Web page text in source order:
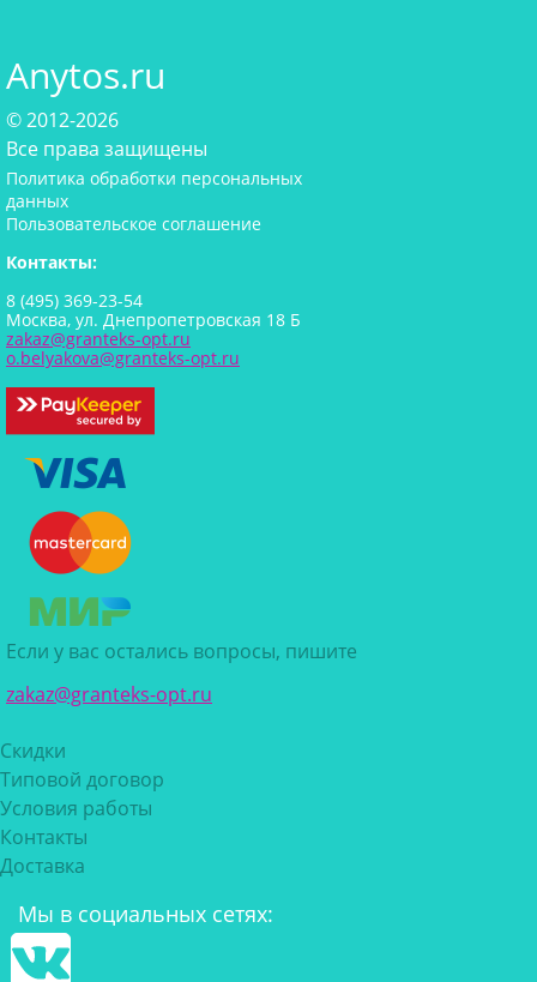
Anytos.ru
© 2012-2026
Все права защищены
Политика обработки персональных
данных
Пользовательское соглашение
Контакты:
8 (495) 369-23-54
Москва, ул. Днепропетровская 18 Б
zakaz@granteks-opt.ru
o.belyakova@granteks-opt.ru
Если у вас остались вопросы, пишите
zakaz@granteks-opt.ru
Скидки
Типовой договор
Условия работы
Контакты
Доставка
Мы в социальных сетях: